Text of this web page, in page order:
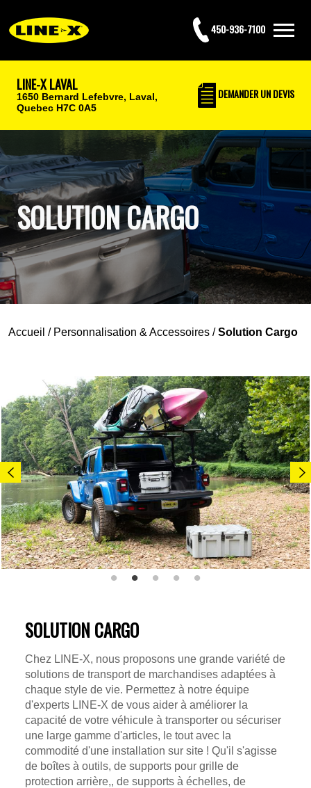
450-936-7100
LINE-X LAVAL
1650 Bernard Lefebvre, Laval,
Quebec H7C 0A5
DEMANDER UN DEVIS
SOLUTION CARGO
Accueil / Personnalisation & Accessoires /Solution Cargo
SOLUTION CARGO
Chez LINE-X, nous proposons une grande variété de
solutions de transport de marchandises adaptées à
chaque style de vie. Permettez à notre équipe
d'experts LINE-X de vous aider à améliorer la
capacité de votre véhicule à transporter ou sécuriser
une large gamme d'articles, le tout avec la
commodité d'une installation sur site ! Qu'il s'agisse
de boîtes à outils, de supports pour grille de
protection arrière,, de supports à échelles, de